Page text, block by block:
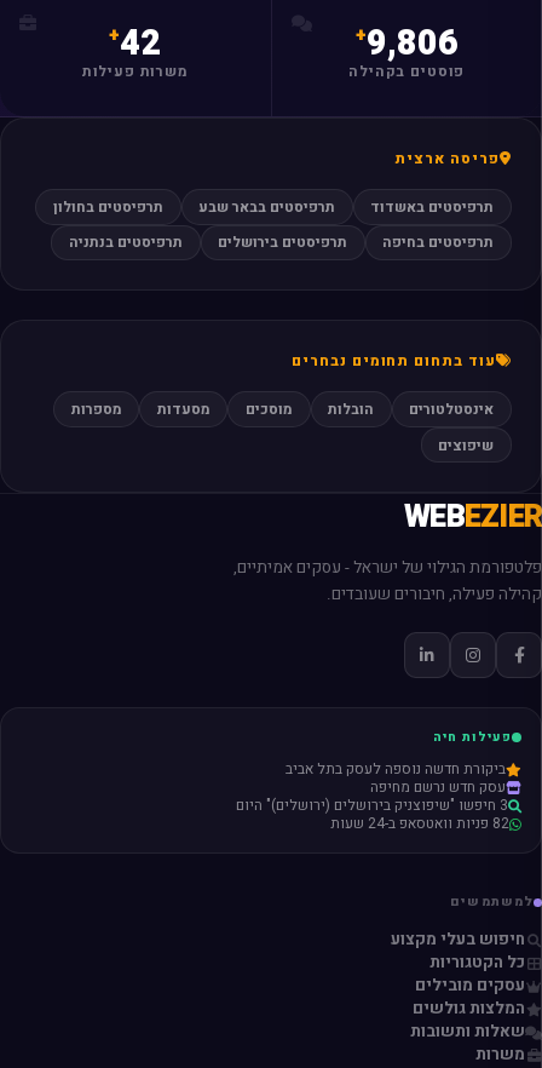
9,806
פוסטים בקהילה
42
משרות פעילות
פריסה ארצית
תרפיסטים באשדוד תרפיסטים בבאר שבע
תרפיסטים בחולון
תרפיסטים בחיפה
תרפיסטים בירושלים תרפיסטים בנתניה
עוד בתחום תחומים נבחרים
אינסטלטורים הובלות מוסכים מסעדות
מספרות
שיפוצים
WEBEZIER
פלטפורמת הגילוי של ישראל - עסקים אמיתיים,
קהילה פעילה, חיבורים שעובדים.
פעילות חיה
ביקורת חדשה נוספה לעסק בתל אביב
עסק חדש נרשם מחיפה
3 חיפשו "שיפוצניק בירושלים (ירושלים)" היום
82 פניות וואטסאפ ב-24 שעות
למשתמשים
חיפוש בעלי מקצוע
כל הקטגוריות
עסקים מובילים
המלצות גולשים
שאלות ותשובות
משרות